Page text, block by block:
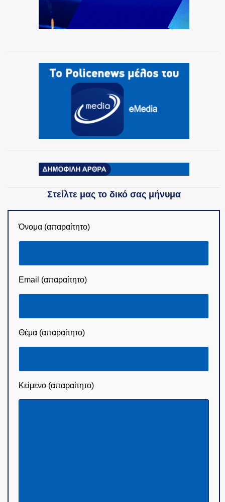
ΟΠΛΑ/ΕΞΟΠΛΙΣΜΟΣ
Στείλτε μας το δικό σας μήνυμα
Όνομα (απαραίτητο)
Email (απαραίτητο)
Θέμα (απαραίτητο)
Κείμενο (απαραίτητο)